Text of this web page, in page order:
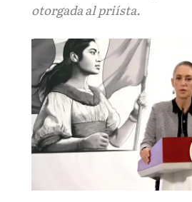
otorgada al priísta.